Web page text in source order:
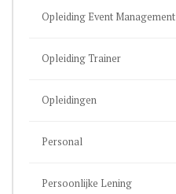
Opleiding Event Management
Opleiding Trainer
Opleidingen
Personal
Persoonlijke Lening